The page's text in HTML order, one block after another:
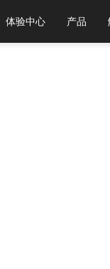
建议使用以下浏览器，
体验中心 产品